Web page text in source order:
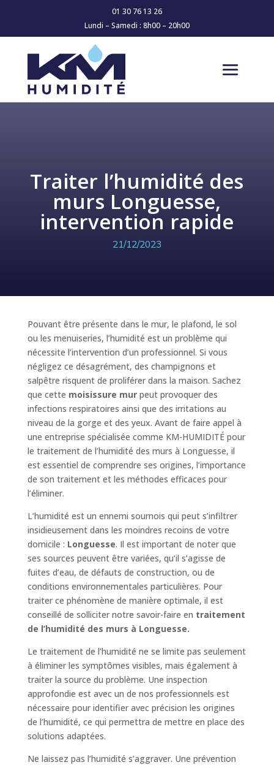
01 30 76 13 26
Lundi – Samedi : 8h00 – 20h00
Traiter l’humidité des
murs Longuesse,
intervention rapide
21/12/2023
Pouvant être présente dans le mur, le plafond, le sol
ou les menuiseries, l’humidité est un problème qui
nécessite l’intervention d’un professionnel. Si vous
négligez ce désagrément, des champignons et
salpêtre risquent de proliférer dans la maison. Sachez
que cette moisissure murpeut provoquer des
infections respiratoires ainsi que des irritations au
niveau de la gorge et des yeux. Avant de faire appel à
une entreprise spécialisée comme KM-HUMIDITÉ pour
le traitement de l’humidité des murs à Longuesse, il
est essentiel de comprendre ses origines, l’importance
de son traitement et les méthodes efficaces pour
l’éliminer.
L’humidité est un ennemi sournois qui peut s’infiltrer
insidieusement dans les moindres recoins de votre
domicile : Longuesse. Il est important de noter que
ses sources peuvent être variées, qu’il s’agisse de
fuites d’eau, de défauts de construction, ou de
conditions environnementales particulières. Pour
traiter ce phénomène de manière optimale, il est
conseillé de solliciter notre savoir-faire en traitement
de l’humidité des murs à Longuesse.
Le traitement de l’humidité ne se limite pas seulement
à éliminer les symptômes visibles, mais également à
traiter la source du problème. Une inspection
approfondie est avec un de nos professionnels est
nécessaire pour identifier avec précision les origines
de l’humidité, ce qui permettra de mettre en place des
solutions adaptées.
Ne laissez pas l’humidité s’aggraver. Une prévention